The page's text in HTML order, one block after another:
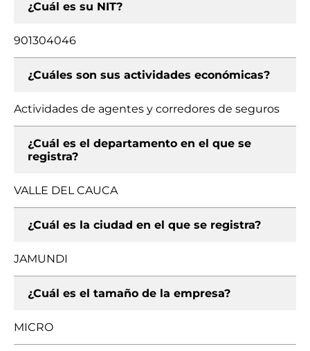
¿Cuál es su NIT?
901304046
¿Cuáles son sus actividades económicas?
Actividades de agentes y corredores de seguros
¿Cuál es el departamento en el que se
registra?
VALLE DEL CAUCA
¿Cuál es la ciudad en el que se registra?
JAMUNDI
¿Cuál es el tamaño de la empresa?
MICRO